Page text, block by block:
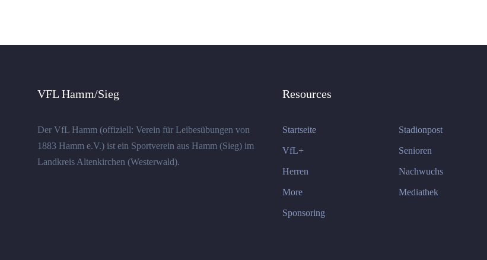
VFL Hamm/Sieg
Der VfL Hamm (offiziell: Verein für Leibesübungen von
1883 Hamm e.V.) ist ein Sportverein aus Hamm (Sieg) im
Landkreis Altenkirchen (Westerwald).
Resources
Startseite Stadionpost
VfL+ Senioren
Herren Nachwuchs
More Mediathek
Sponsoring